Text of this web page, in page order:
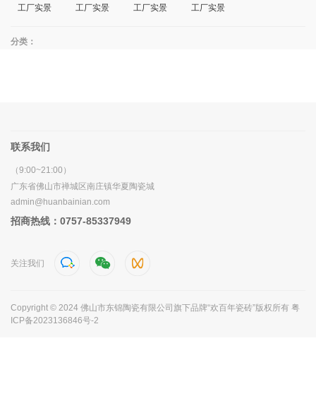
工厂实景 工厂实景 工厂实景 工厂实景
分类：
联系我们
（9:00~21:00）
广东省佛山市禅城区南庄镇华夏陶瓷城
admin@huanbainian.com
招商热线：0757-85337949
关注我们
Copyright © 2024 佛山市东锦陶瓷有限公司旗下品牌“欢百年瓷砖”版权所有 粤
ICP备2023136846号-2